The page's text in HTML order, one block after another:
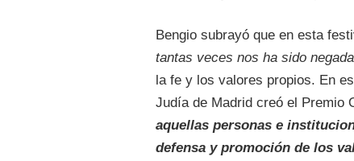
Bengio subrayó que en esta
tantas veces nos ha sido
la fe y los valores propios. En
Judía de Madrid creó el Premio
aquellas personas e
defensa y promoción de los